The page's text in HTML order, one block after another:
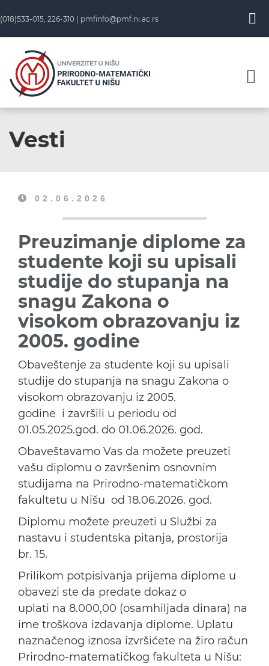
(018)533-015, 226-310 | pmfinfo@pmf.ni.ac.rs
Vesti
02.06.2026
Preuzimanje diplome za
studente koji su upisali
studije do stupanja na
snagu Zakona o
visokom obrazovanju iz
2005. godine
Obaveštenje za studente koji su upisali
studije do stupanja na snagu Zakona o
visokom obrazovanju iz 2005.
godine i završili u periodu od
01.05.2025.god. do 01.06.2026. god.
Obaveštavamo Vas da možete preuzeti
vašu diplomu o završenim osnovnim
studijama na Prirodno-matematičkom
fakultetu u Nišu od 18.06.2026. god.
Diplomu možete preuzeti u Službi za
nastavu i studentska pitanja, prostorija
br. 15.
Prilikom potpisivanja prijema diplome u
obavezi ste da predate dokaz o
uplati na 8.000,00 (osamhiljada dinara) na
ime troškova izdavanja diplome. Uplatu
naznačenog iznosa izvršićete na žiro račun
Prirodno-matematičkog fakulteta u Nišu: